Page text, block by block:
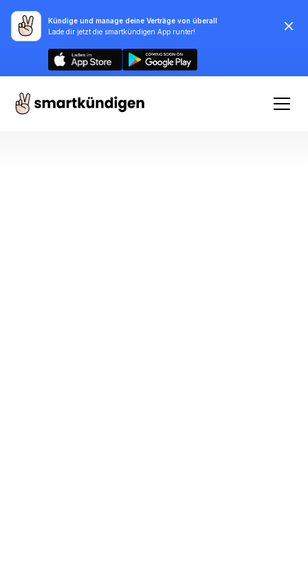
Kündige und manage deine Verträge von überall
Lade dir jetzt die smartkündigen App runter!